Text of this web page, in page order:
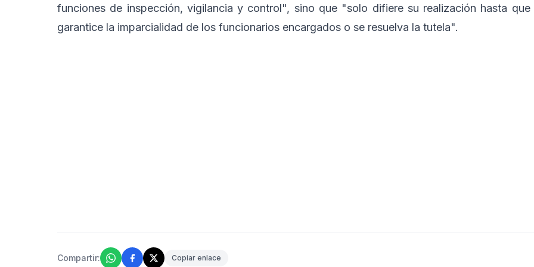
funciones de inspección, vigilancia y control", sino que "solo difiere su realización hasta que
garantice la imparcialidad de los funcionarios encargados o se resuelva la tutela".
Compartir: Copiar enlace